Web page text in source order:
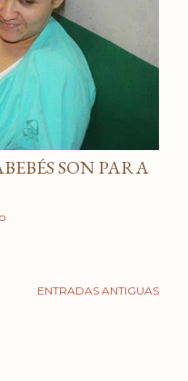
SON PARA
ENTRADAS ANTIGUAS